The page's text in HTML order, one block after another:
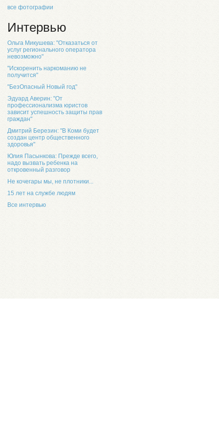
все фотографии
Интервью
Ольга Микушева: "Отказаться от
услуг регионального оператора
невозможно"
"Искоренить наркоманию не
получится"
"БезОпасный Новый год"
Эдуард Аверин: "От
профессионализма юристов
зависит успешность защиты прав
граждан"
Дмитрий Березин: "В Коми будет
создан центр общественного
здоровья"
Юлия Пасынкова: Прежде всего,
надо вызвать ребенка на
откровенный разговор
Не кочегары мы, не плотники...
15 лет на службе людям
Все интервью